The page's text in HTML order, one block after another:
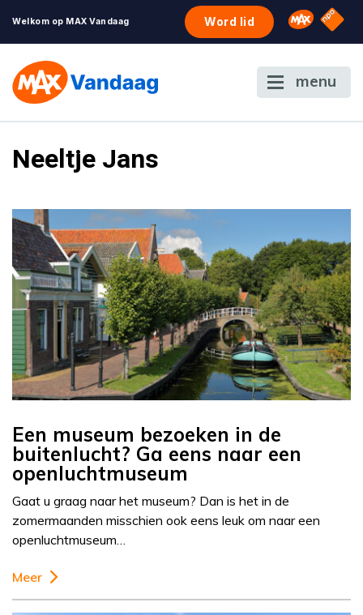
Welkom op MAX Vandaag Word lid Omroep
NPO
menu
Neeltje Jans
Een museum bezoeken in de
buitenlucht? Ga eens naar een
openluchtmuseum
Gaat u graag naar het museum? Dan is het in de
zomermaanden misschien ook eens leuk om naar een
openluchtmuseum…
Meer